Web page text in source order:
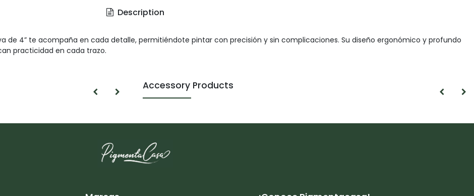
Description
de 4” te acompaña en cada detalle, permitiéndote pintar con precisión y sin complicaciones. Su diseño ergonómico y profundo
practicidad en cada trazo.
Accessory Products